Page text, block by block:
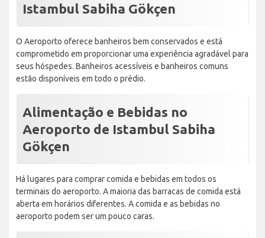
Istambul Sabiha Gökçen
O Aeroporto oferece banheiros bem conservados e está
comprometido em proporcionar uma experiência agradável para
seus hóspedes. Banheiros acessíveis e banheiros comuns
estão disponíveis em todo o prédio.
Alimentação e Bebidas no
Aeroporto de Istambul Sabiha
Gökçen
Há lugares para comprar comida e bebidas em todos os
terminais do aeroporto. A maioria das barracas de comida está
aberta em horários diferentes. A comida e as bebidas no
aeroporto podem ser um pouco caras.